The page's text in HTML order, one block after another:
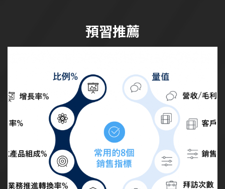
預習推薦